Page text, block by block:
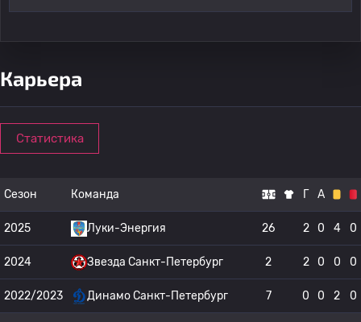
Карьера
Статистика
Сезон Команда Г А
2025 Луки-Энергия 26 2 0 4 0
2024 Звезда Санкт-Петербург 2 2 0 0 0
2022/2023 Динамо Санкт-Петербург 7 0 0 2 0